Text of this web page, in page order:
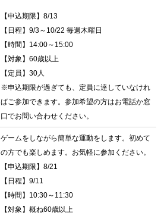
【申込期限】8/13
【日程】9/3～10/22 毎週木曜日
【時間】14:00～15:00
【対象】60歳以上
【定員】30人
※申込期限が過ぎても、定員に達していなけれ
ばご参加できます。参加希望の方はお電話か窓
口でお問い合わせください。
ゲームをしながら簡単な運動をします。初めて
の方でも楽しめます。お気軽に参加ください。
【申込期限】8/21
【日程】9/11
【時間】10:30～11:30
【対象】概ね60歳以上